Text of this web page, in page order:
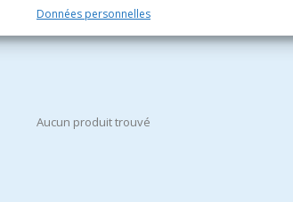
Données personnelles
Aucun produit trouvé